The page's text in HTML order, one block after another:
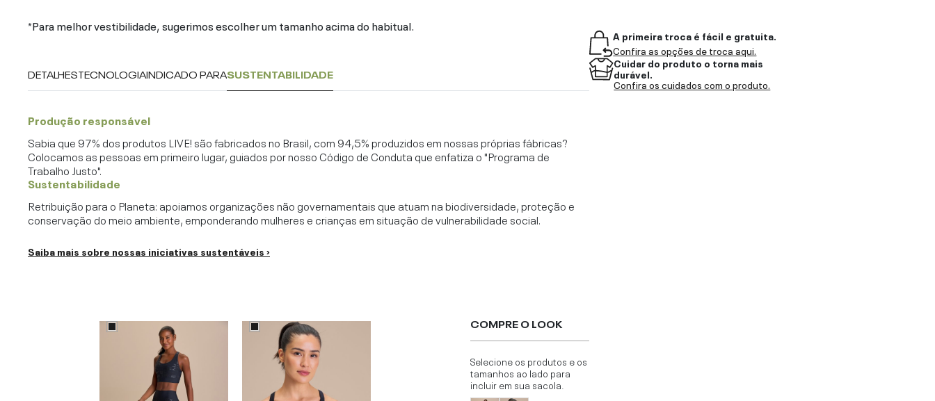
*Para melhor vestibilidade, sugerimos escolher um tamanho acima do habitual.
DETALHESTECNOLOGIAINDICADO PARASUSTENTABILIDADE
Produção responsável
Sabia que 97% dos produtos LIVE! são fabricados no Brasil, com 94,5% produzidos em nossas próprias fábricas?
Colocamos as pessoas em primeiro lugar, guiados por nosso Código de Conduta que enfatiza o "Programa de
Trabalho Justo".
Sustentabilidade
Retribuição para o Planeta: apoiamos organizações não governamentais que atuam na biodiversidade, proteção e
conservação do meio ambiente, emponderando mulheres e crianças em situação de vulnerabilidade social.
Saiba mais sobre nossas iniciativas sustentáveis ›
COMPRE O LOOK
Selecione os produtos e os
tamanhos ao lado para
incluir em sua sacola.
A primeira troca é fácil e gratuita.
Confira as opções de troca aqui.
Cuidar do produto o torna mais
durável.
Confira os cuidados com o produto.